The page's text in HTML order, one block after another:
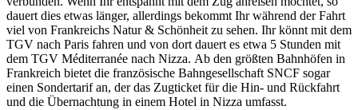
dauert dies etwas länger, allerdings bekommt Ihr während der Fahrt
viel von Frankreichs Natur & Schönheit zu sehen. Ihr könnt mit dem
TGV nach Paris fahren und von dort dauert es etwa 5 Stunden mit
dem TGV Méditerranée nach Nizza. Ab den größten Bahnhöfen in
Frankreich bietet die französische Bahngesellschaft SNCF sogar
einen Sondertarif an, der das Zugticket für die Hin- und Rückfahrt
und die Übernachtung in einem Hotel in Nizza umfasst.